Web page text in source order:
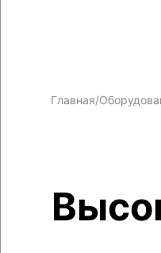
Главная/